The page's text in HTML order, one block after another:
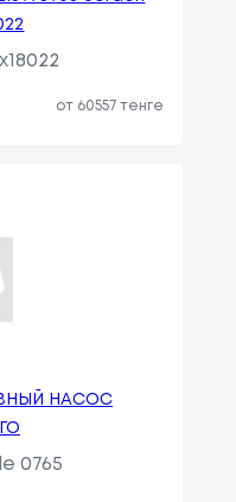
от 60557 тенге
НАСОС
0765